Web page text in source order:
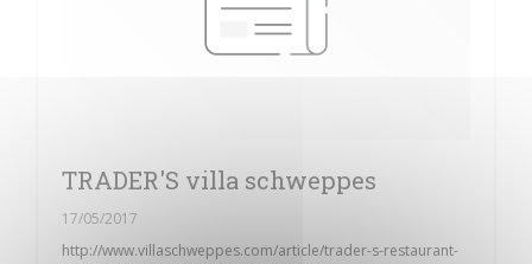
TRADER'S villa schweppes
17/05/2017
http://www.villaschweppes.com/article/trader-s-restaurant-